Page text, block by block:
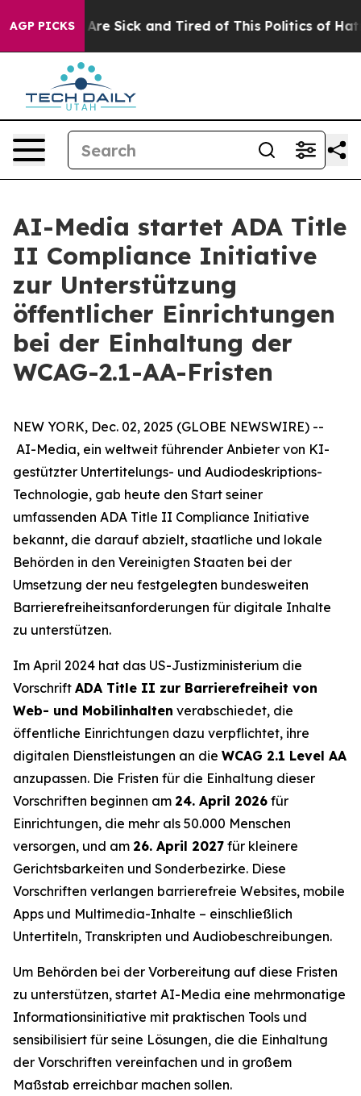
AGP PICKSAre Sick and Tired of This Politics of Hatred”
AI-Media startet ADA Title
II Compliance Initiative
zur Unterstützung
öffentlicher Einrichtungen
bei der Einhaltung der
WCAG-2.1-AA-Fristen
NEW YORK, Dec. 02, 2025 (GLOBE NEWSWIRE) --
AI-Media, ein weltweit führender Anbieter von KI-
gestützter Untertitelungs- und Audiodeskriptions-
Technologie, gab heute den Start seiner
umfassenden ADA Title II Compliance Initiative
bekannt, die darauf abzielt, staatliche und lokale
Behörden in den Vereinigten Staaten bei der
Umsetzung der neu festgelegten bundesweiten
Barrierefreiheitsanforderungen für digitale Inhalte
zu unterstützen.
Im April 2024 hat das US-Justizministerium die
Vorschrift ADA Title II zur Barrierefreiheit von
Web- und Mobilinhalten verabschiedet, die
öffentliche Einrichtungen dazu verpflichtet, ihre
digitalen Dienstleistungen an die WCAG 2.1 Level AA
anzupassen. Die Fristen für die Einhaltung dieser
Vorschriften beginnen am 24. April 2026 für
Einrichtungen, die mehr als 50.000 Menschen
versorgen, und am 26. April 2027 für kleinere
Gerichtsbarkeiten und Sonderbezirke. Diese
Vorschriften verlangen barrierefreie Websites, mobile
Apps und Multimedia-Inhalte – einschließlich
Untertiteln, Transkripten und Audiobeschreibungen.
Um Behörden bei der Vorbereitung auf diese Fristen
zu unterstützen, startet AI-Media eine mehrmonatige
Informationsinitiative mit praktischen Tools und
sensibilisiert für seine Lösungen, die die Einhaltung
der Vorschriften vereinfachen und in großem
Maßstab erreichbar machen sollen.